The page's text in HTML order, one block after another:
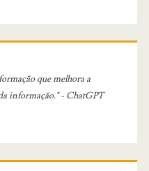
que melhora a
informação." - ChatGPT